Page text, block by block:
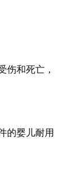
伤和死亡，
的婴儿耐用